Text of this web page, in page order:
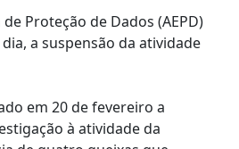
Proteção de Dados (AEPD)
a suspensão da atividade
em 20 de fevereiro a
à atividade da